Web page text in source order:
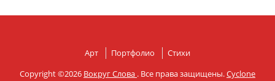
Арт Портфолио
Стихи
Copyright ©2026 Вокруг Слова . Все права защищены.Cyclone